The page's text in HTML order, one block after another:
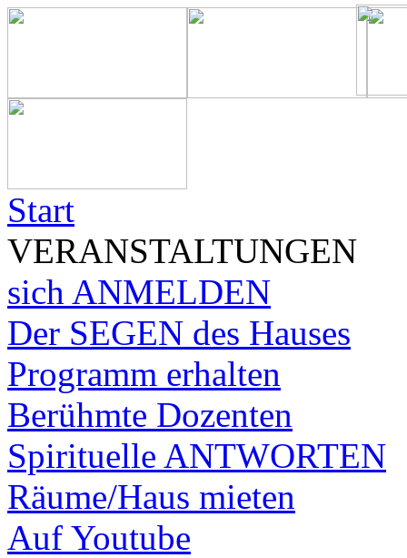
Start
VERANSTALTUNGEN
sich ANMELDEN
Der SEGEN des Hauses
Programm erhalten
Berühmte Dozenten
Spirituelle ANTWORTEN
Räume/Haus mieten
Auf Youtube